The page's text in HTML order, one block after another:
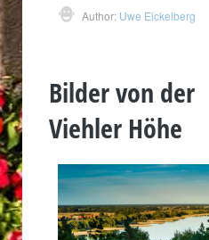
Author: Uwe Eickelberg
Bilder von der
Viehler Höhe